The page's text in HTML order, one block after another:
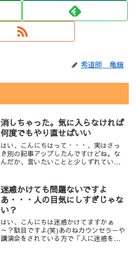
希道師 亀鏡
消しちゃった。気に入らなければ
何度でもやり直せばいい
はい、こんにちはって・・・、実はさっ
き別の記事アップしたんですけどね。な
んだか、言いたいことと少しずれている
かが違うんですよまぁ、こう言うのって
実は視えちゃってるんです...
迷惑かけても問題ないですよ
あ・・・人の目気にしすぎじゃな
い？
はい、こんにちは迷惑かけてますかぁ
～？駄目ですよ(笑)あのねカウンセラーや
講演会をされている方で「人に迷惑をか